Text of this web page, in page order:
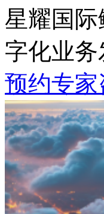
星耀国际
字化业务
预约专家